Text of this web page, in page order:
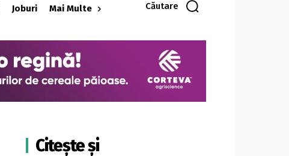
Joburi Mai Multe Căutare
Citește și